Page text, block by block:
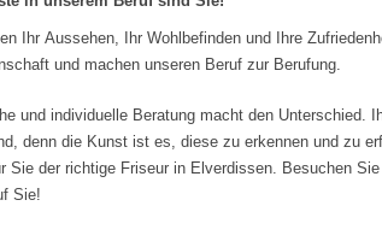
Ihr Aussehen, Ihr Wohlbefinden und Ihre
und machen unseren Beruf zur Berufung.
und individuelle Beratung macht den Unterschied.
denn die Kunst ist es, diese zu erkennen und zu
Sie der richtige Friseur in Elverdissen. Besuchen
Sie!